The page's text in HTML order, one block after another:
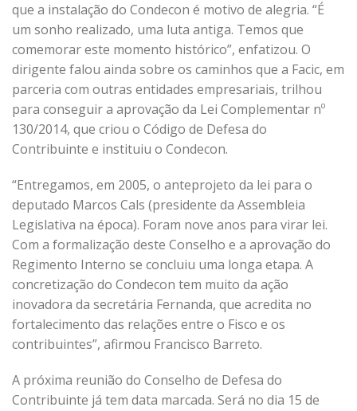
que a instalação do Condecon é motivo de alegria. “É
um sonho realizado, uma luta antiga. Temos que
comemorar este momento histórico”, enfatizou. O
dirigente falou ainda sobre os caminhos que a Facic, em
parceria com outras entidades empresariais, trilhou
para conseguir a aprovação da Lei Complementar nº
130/2014, que criou o Código de Defesa do
Contribuinte e instituiu o Condecon.
“Entregamos, em 2005, o anteprojeto da lei para o
deputado Marcos Cals (presidente da Assembleia
Legislativa na época). Foram nove anos para virar lei.
Com a formalização deste Conselho e a aprovação do
Regimento Interno se concluiu uma longa etapa. A
concretização do Condecon tem muito da ação
inovadora da secretária Fernanda, que acredita no
fortalecimento das relações entre o Fisco e os
contribuintes”, afirmou Francisco Barreto.
A próxima reunião do Conselho de Defesa do
Contribuinte já tem data marcada. Será no dia 15 de